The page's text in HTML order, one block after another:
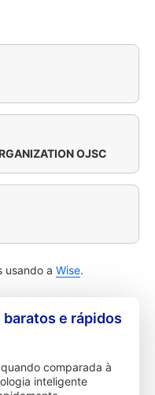
OJSC
usando a Wise.
baratos e rápidos
comparada à
inteligente